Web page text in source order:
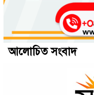
আলোচিত সংবাদ